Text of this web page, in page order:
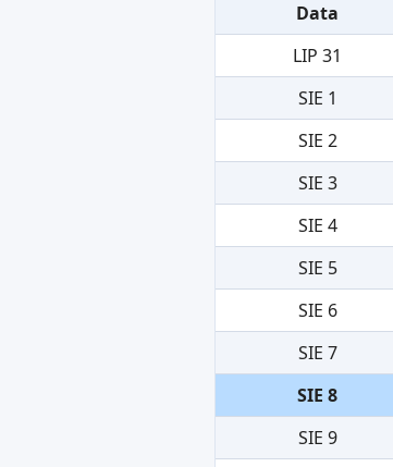
Data
LIP 31
SIE 1
SIE 2
SIE 3
SIE 4
SIE 5
SIE 6
SIE 7
SIE 8
SIE 9